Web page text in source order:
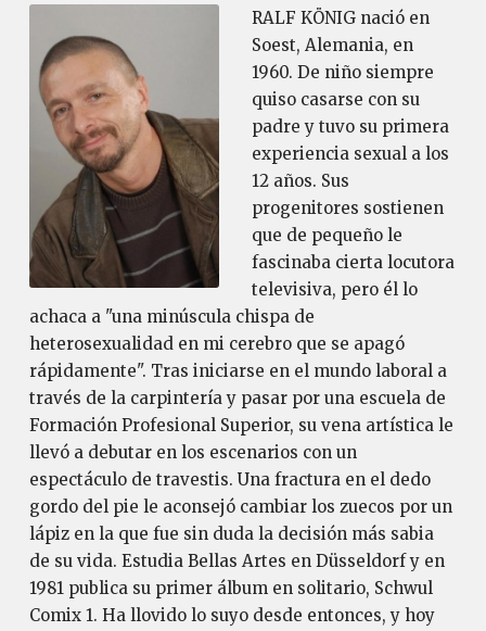
RALF KÖNIG nació en
Soest, Alemania, en
1960. De niño siempre
quiso casarse con su
padre y tuvo su primera
experiencia sexual a los
12 años. Sus
progenitores sostienen
que de pequeño le
fascinaba cierta locutora
televisiva, pero él lo
achaca a "una minúscula chispa de
heterosexualidad en mi cerebro que se apagó
rápidamente". Tras iniciarse en el mundo laboral a
través de la carpintería y pasar por una escuela de
Formación Profesional Superior, su vena artística le
llevó a debutar en los escenarios con un
espectáculo de travestis. Una fractura en el dedo
gordo del pie le aconsejó cambiar los zuecos por un
lápiz en la que fue sin duda la decisión más sabia
de su vida. Estudia Bellas Artes en Düsseldorf y en
1981 publica su primer álbum en solitario, Schwul
Comix 1. Ha llovido lo suyo desde entonces, y hoy